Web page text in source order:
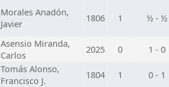
Morales Anadón,
Javier
1806 1 ½ - ½
Asensio Miranda,
Carlos
2025 0 1 - 0
Tomás Alonso,
Francisco J.
1804 1 0 - 1